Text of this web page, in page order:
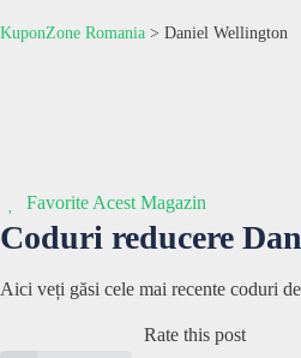
KuponZone Romania > Daniel Wellington
Favorite Acest Magazin
Coduri reducere
Aici veți găsi cele mai recente coduri
Rate this post